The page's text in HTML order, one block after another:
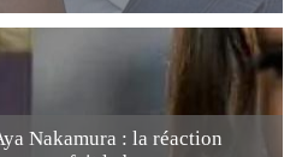
Nakamura : la réaction